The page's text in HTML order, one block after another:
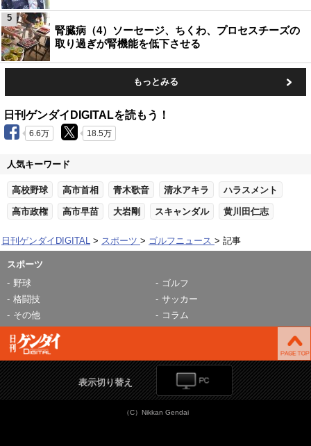
腎臓病（4）ソーセージ、ちくわ、プロセスチーズの
取り過ぎが腎機能を低下させる
5
もっとみる
日刊ゲンダイDIGITALを読もう！
6.6万 18.5万
人気キーワード
高校野球 高市首相 青木歌音 清水アキラ ハラスメント
高市政権 高市早苗 大岩剛 スキャンダル 黄川田仁志
日刊ゲンダイDIGITAL スポーツ ゴルフニュース 記事
スポーツ
野球
ゴルフ
格闘技
サッカー
その他
コラム
表示切り替え
（C）Nikkan Gendai